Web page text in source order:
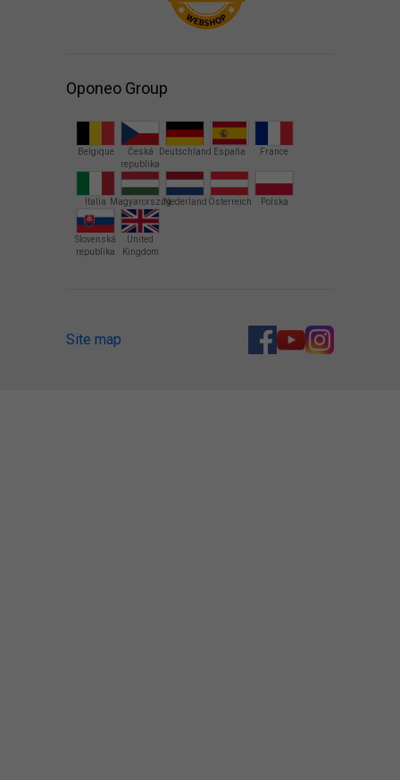
Oponeo Group
Belgique
Česká
republika
Deutschland España France
Italia MagyarországNederland Österreich Polska
Slovenská
republika
United
Kingdom
Site map